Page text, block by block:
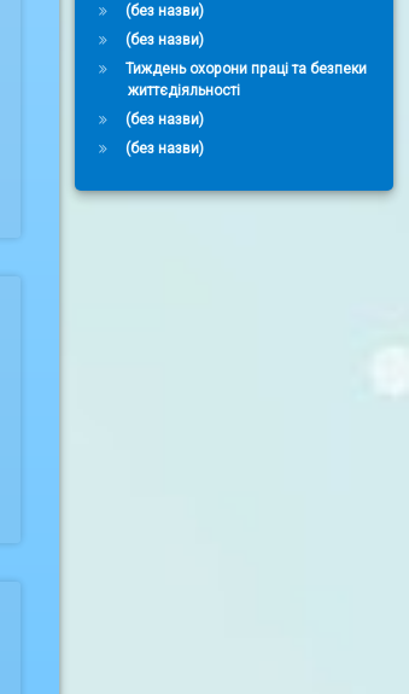
(без назви)
(без назви)
Тиждень охорони праці та безпеки
життєдіяльності
(без назви)
(без назви)